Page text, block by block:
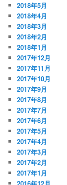
2018年5月
2018年4月
2018年3月
2018年2月
2018年1月
2017年12月
2017年11月
2017年10月
2017年9月
2017年8月
2017年7月
2017年6月
2017年5月
2017年4月
2017年3月
2017年2月
2017年1月